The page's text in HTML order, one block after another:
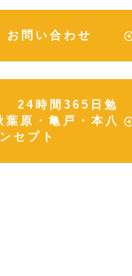
お問い合わせ
24時間365日勉
原・亀戸・本八
セプト